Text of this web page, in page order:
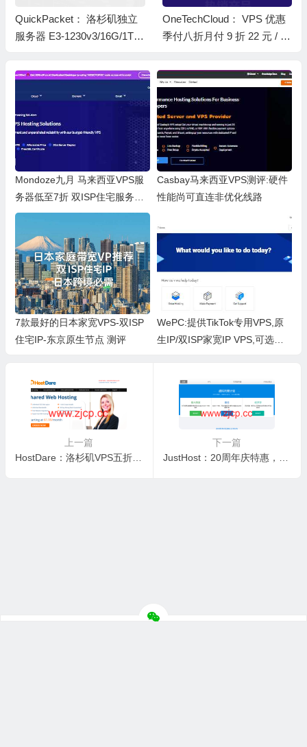
OneTechCloud： VPS 优惠
季付八折月付 9 折 22 元 / 月
香港 CN2/CMI 英国双 ISP
零成本加固云服务器！
bo 免费内置防火墙全面解
Mondoze九月 马来西亚VPS服
务器低至7折 双ISP住宅服务器/
支持TikTok、Netflix等 测评
Casbay马来西亚VPS测评:硬件
性能尚可直连非优化线路
7款最好的日本家宽VPS-双ISP
住宅IP-东京原生节点 测评
WePC:提供TikTok专用VPS,原
生IP/双ISP家宽IP VPS,可选全
上一篇
HostDare：洛杉矶VPS五折$12.99/年起，保加利亚/日本VPS八折，可选AMD EPYC系列，可选CN2 GIA+AS9929+CMIN2线路
下一篇